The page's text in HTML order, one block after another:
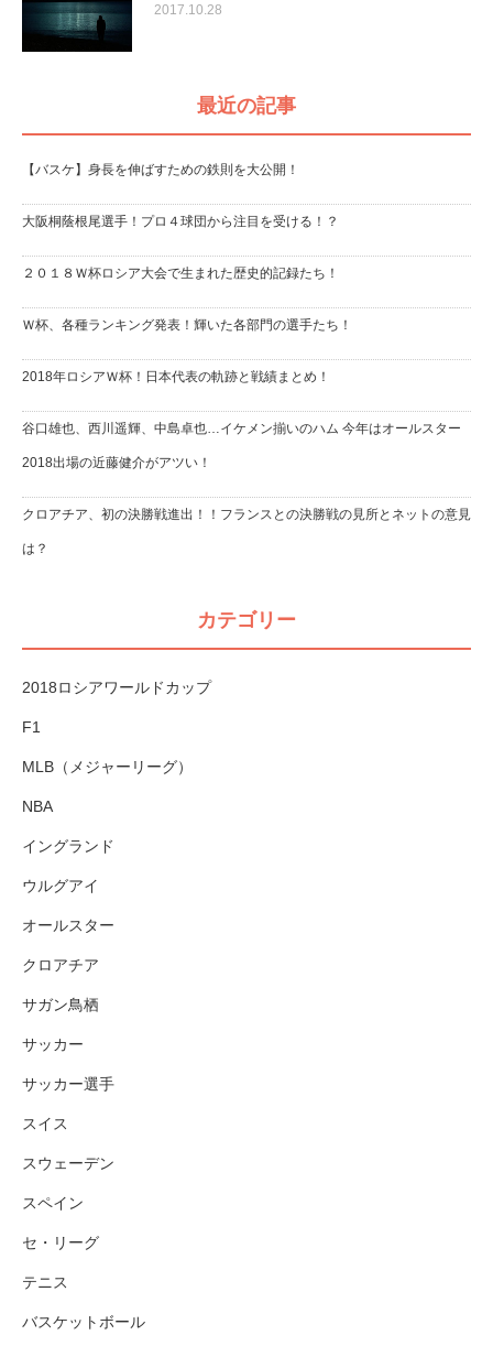
2017.10.28
最近の記事
【バスケ】身長を伸ばすための鉄則を大公開！
大阪桐蔭根尾選手！プロ４球団から注目を受ける！？
２０１８Ｗ杯ロシア大会で生まれた歴史的記録たち！
Ｗ杯、各種ランキング発表！輝いた各部門の選手たち！
2018年ロシアＷ杯！日本代表の軌跡と戦績まとめ！
谷口雄也、西川遥輝、中島卓也…イケメン揃いのハム 今年はオールスター
2018出場の近藤健介がアツい！
クロアチア、初の決勝戦進出！！フランスとの決勝戦の見所とネットの意見
は？
カテゴリー
2018ロシアワールドカップ
F1
MLB（メジャーリーグ）
NBA
イングランド
ウルグアイ
オールスター
クロアチア
サガン鳥栖
サッカー
サッカー選手
スイス
スウェーデン
スペイン
セ・リーグ
テニス
バスケットボール